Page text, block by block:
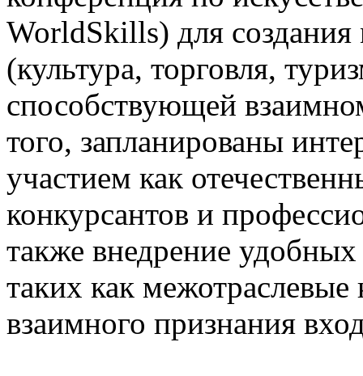
WorldSkills) для
(культура, торговля,
способствующей
того, запланированы
участием как
конкурсантов и
также внедрение
таких как
взаимного признания